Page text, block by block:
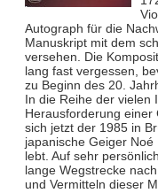
Autograph für die
Manuskript mit dem
versehen. Die
lang fast vergessen,
zu Beginn des 20.
In die Reihe der vielen
Herausforderung einer
sich jetzt der 1985 in
japanische Geiger
lebt. Auf sehr
lange Wegstrecke
und Vermitteln dieser